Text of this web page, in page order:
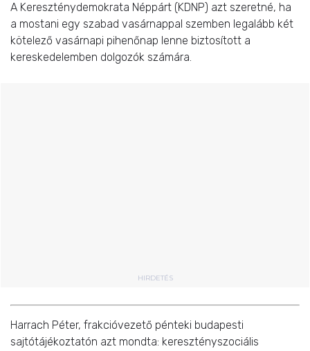
A Kereszténydemokrata Néppárt (KDNP) azt szeretné, ha
a mostani egy szabad vasárnappal szemben legalább két
kötelező vasárnapi pihenőnap lenne biztosított a
kereskedelemben dolgozók számára.
HIRDETÉS
Harrach Péter, frakcióvezető pénteki budapesti
sajtótájékoztatón azt mondta: keresztényszociális